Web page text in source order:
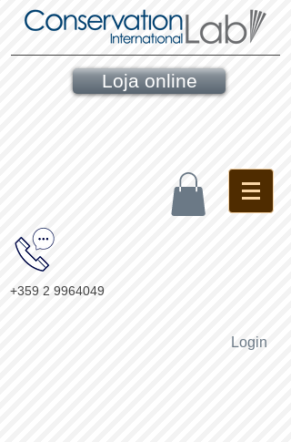
Loja online
+359 2 9964049
Login